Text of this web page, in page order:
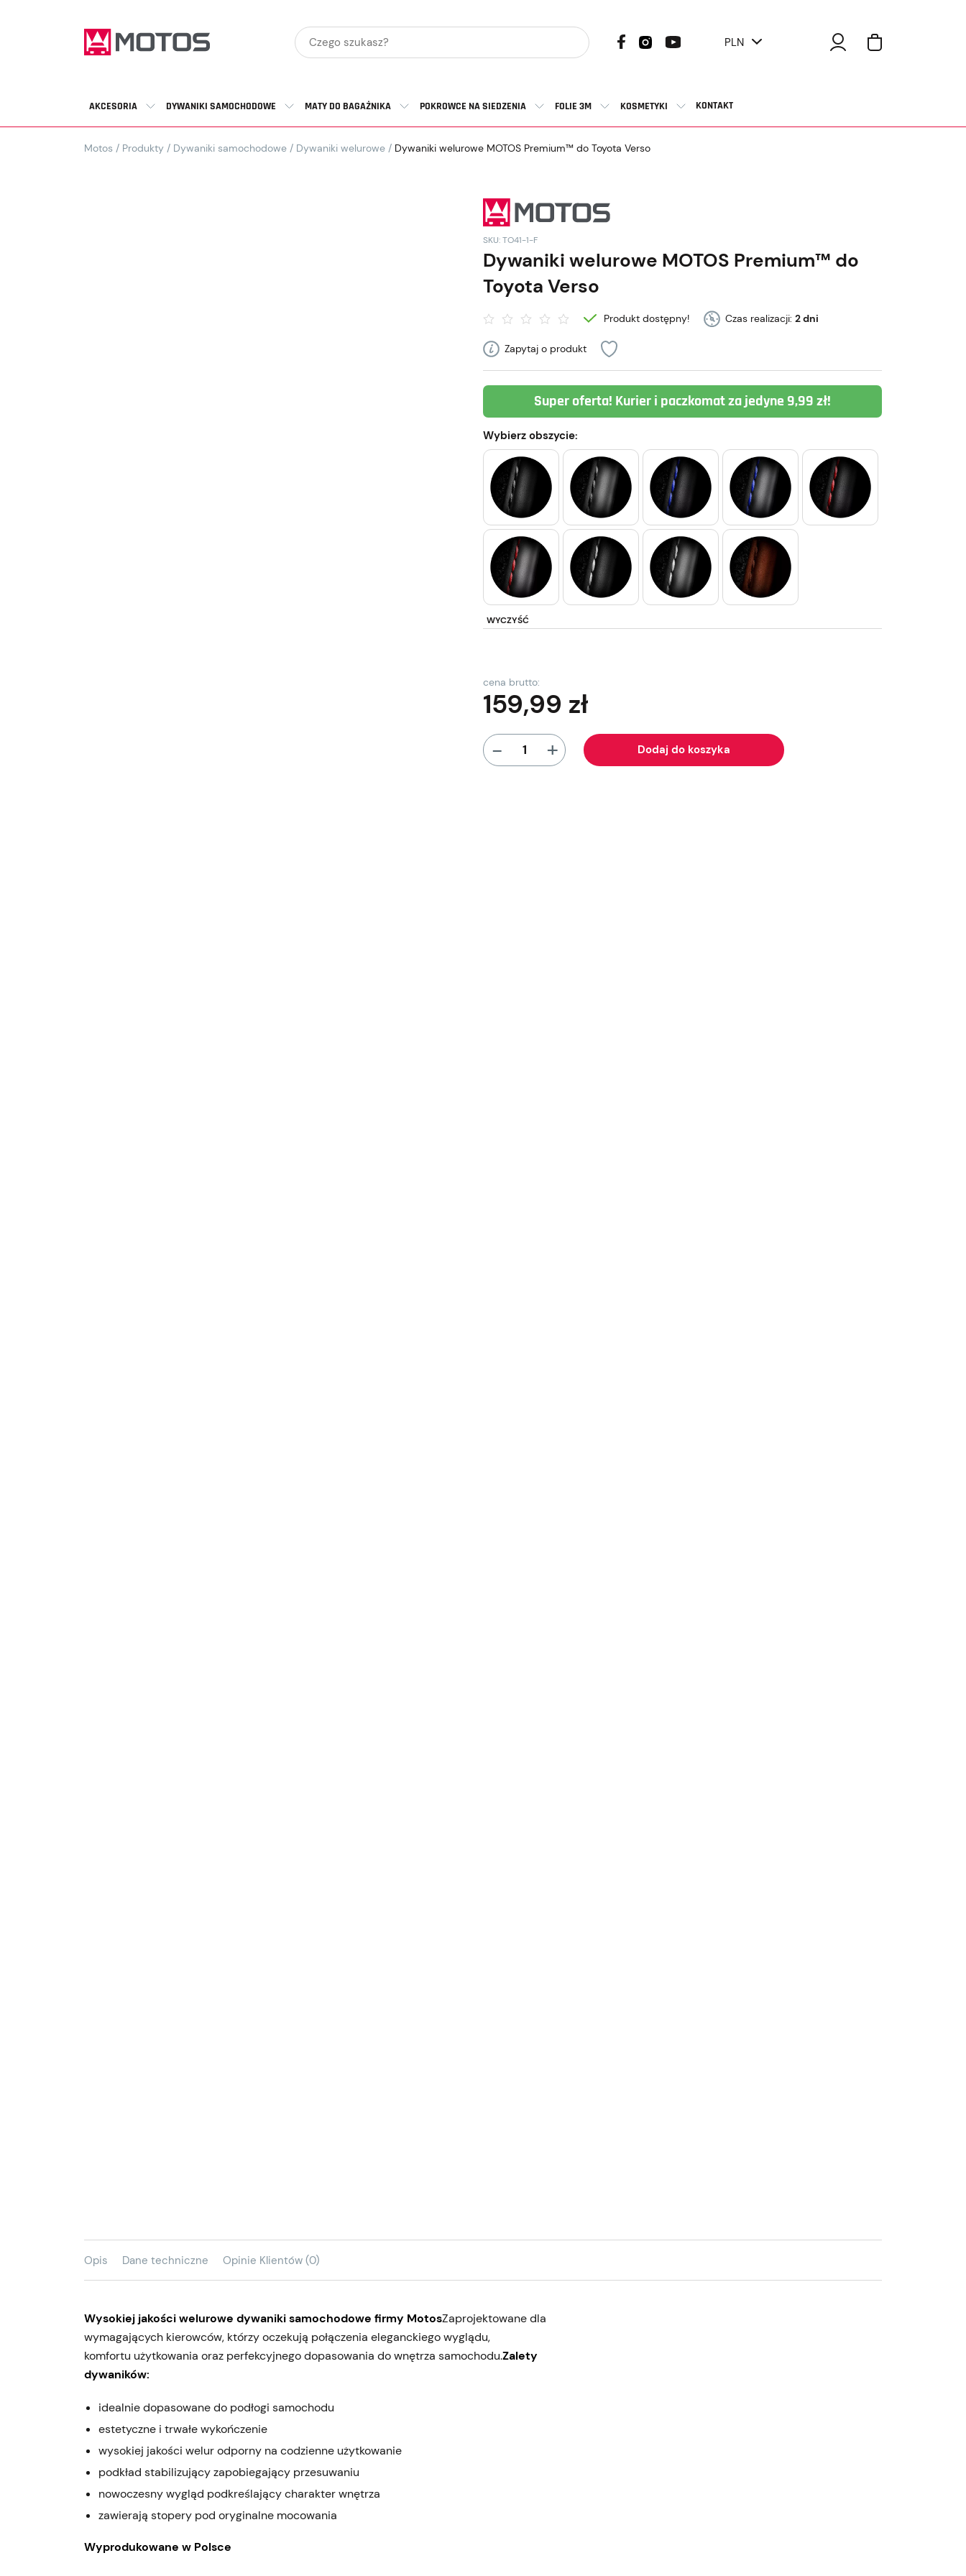
PLN
AKCESORIA DYWANIKI SAMOCHODOWE MATY DO BAGAŻNIKA POKROWCE NA SIEDZENIA FOLIE 3M KOSMETYKI KONTAKT
Motos / Produkty / Dywaniki samochodowe / Dywaniki welurowe / Dywaniki welurowe MOTOS Premium™ do Toyota Verso
SKU: TO41-1-F
Dywaniki welurowe MOTOS Premium™ do
Toyota Verso
Produkt dostępny! Czas realizacji: 2 dni
Zapytaj o produkt
Super oferta! Kurier i paczkomat za jedyne 9,99 zł!
Wybierz obszycie:
WYCZYŚĆ
cena brutto:
159,99 zł
- + Dodaj do koszyka
Opis Dane techniczne Opinie Klientów (0)
Wysokiej jakości welurowe dywaniki samochodowe firmy MotosZaprojektowane dla
wymagających kierowców, którzy oczekują połączenia eleganckiego wyglądu,
komfortu użytkowania oraz perfekcyjnego dopasowania do wnętrza samochodu.Zalety
dywaników:
idealnie dopasowane do podłogi samochodu
estetyczne i trwałe wykończenie
wysokiej jakości welur odporny na codzienne użytkowanie
podkład stabilizujący zapobiegający przesuwaniu
nowoczesny wygląd podkreślający charakter wnętrza
zawierają stopery pod oryginalne mocowania
Wyprodukowane w Polsce